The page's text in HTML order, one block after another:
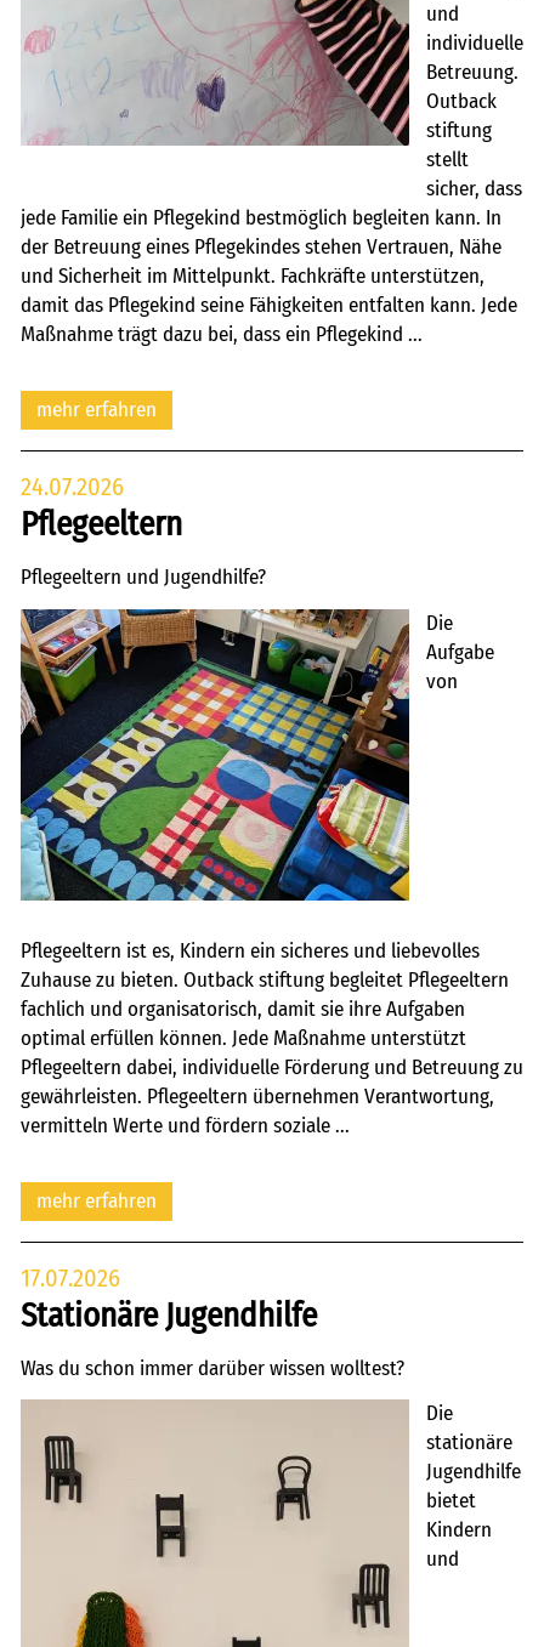
und
individuelle
Betreuung.
Outback
stiftung
stellt
sicher, dass
jede Familie ein Pflegekind bestmöglich begleiten kann. In
der Betreuung eines Pflegekindes stehen Vertrauen, Nähe
und Sicherheit im Mittelpunkt. Fachkräfte unterstützen,
damit das Pflegekind seine Fähigkeiten entfalten kann. Jede
Maßnahme trägt dazu bei, dass ein Pflegekind ...
mehr erfahren
24.07.2026
Pflegeeltern
Pflegeeltern und Jugendhilfe?
Die
Aufgabe
von
Pflegeeltern ist es, Kindern ein sicheres und liebevolles
Zuhause zu bieten. Outback stiftung begleitet Pflegeeltern
fachlich und organisatorisch, damit sie ihre Aufgaben
optimal erfüllen können. Jede Maßnahme unterstützt
Pflegeeltern dabei, individuelle Förderung und Betreuung zu
gewährleisten. Pflegeeltern übernehmen Verantwortung,
vermitteln Werte und fördern soziale ...
mehr erfahren
17.07.2026
Stationäre Jugendhilfe
Was du schon immer darüber wissen wolltest?
Die
stationäre
Jugendhilfe
bietet
Kindern
und